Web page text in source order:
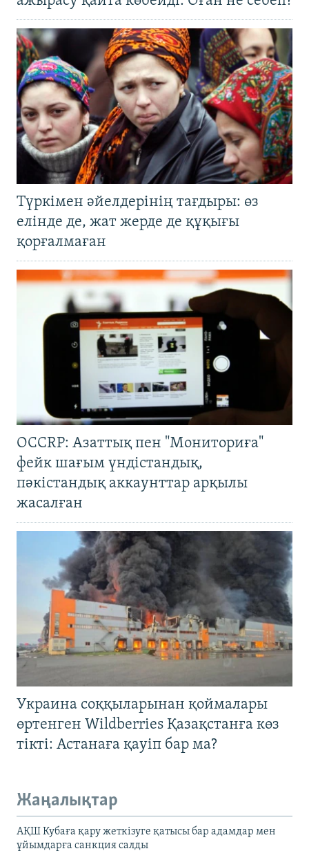
Түркімен әйелдерінің тағдыры: өз
елінде де, жат жерде де құқығы
қорғалмаған
OCCRP: Азаттық пен "Мониториға"
фейк шағым үндістандық,
пәкістандық аккаунттар арқылы
жасалған
Украина соққыларынан қоймалары
өртенген Wildberries Қазақстанға көз
тікті: Астанаға қауіп бар ма?
Жаңалықтар
АҚШ Кубаға қару жеткізуге қатысы бар адамдар мен
ұйымдарға санкция салды